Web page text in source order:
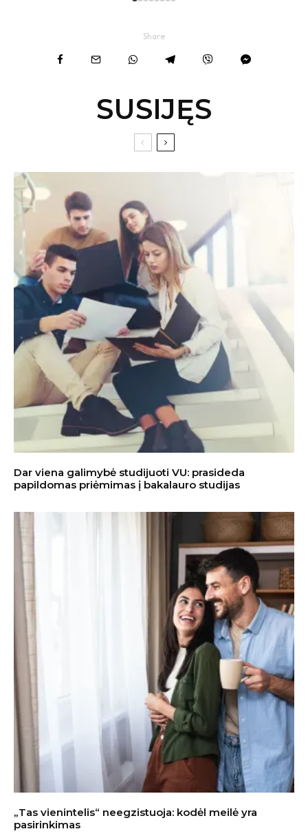
Share
SUSIJĘS
Dar viena galimybė studijuoti VU: prasideda
papildomas priėmimas į bakalauro studijas
„Tas vienintelis“ neegzistuoja: kodėl meilė yra
pasirinkimas